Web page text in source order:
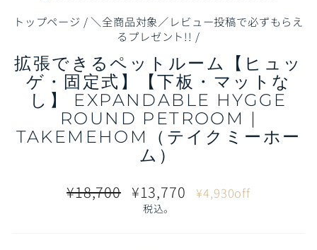
トップページ /＼全商品対象／レビュー投稿で必ずもらえ
るプレゼント!! /
拡張できるペットルーム【ヒュッ
ゲ・固定式】【下板・マットな
し】 EXPANDABLE HYGGE
ROUND PETROOM |
TAKEMEHOM（テイクミーホー
ム）
通
¥18,700
販
売
¥13,770 ¥4,930off
税込。